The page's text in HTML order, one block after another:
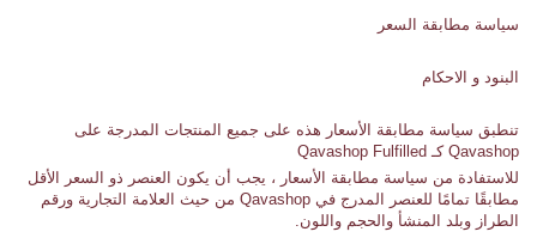
سياسة مطابقة السعر
البنود و الاحكام
تنطبق سياسة مطابقة الأسعار هذه على جميع المنتجات المدرجة على
Qavashop كـ Qavashop Fulfilled
للاستفادة من سياسة مطابقة الأسعار ، يجب أن يكون العنصر ذو السعر الأقل
مطابقًا تمامًا للعنصر المدرج في Qavashop من حيث العلامة التجارية ورقم
الطراز وبلد المنشأ والحجم واللون.